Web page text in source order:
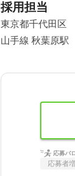
採用担当
東京都千代田区
山手線 秋葉原駅
応募バ
応募者